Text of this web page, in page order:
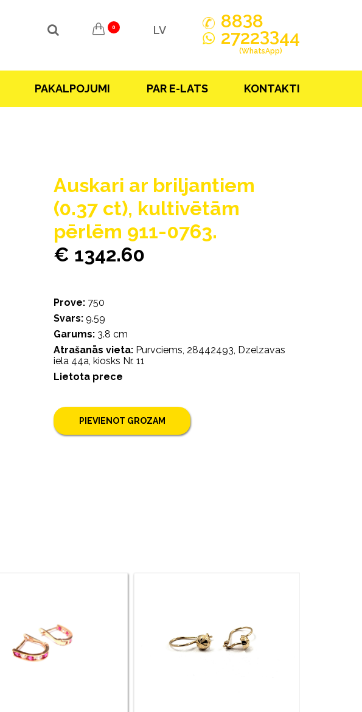
0 LV 8838
27223344
(WhatsApp)
PAKALPOJUMI PAR E-LATS KONTAKTI
Auskari ar briljantiem
(0.37 ct), kultivētām
pērlēm 911-0763.
€ 1342.60
Prove: 750
Svars: 9.59
Garums: 3.8 cm
Atrašanās vieta: Purvciems, 28442493, Dzelzavas
iela 44a, kiosks Nr. 11
Lietota prece
PIEVIENOT GROZAM